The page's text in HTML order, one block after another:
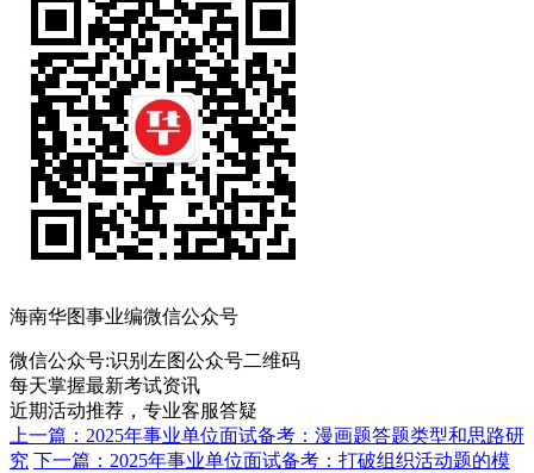
海南华图事业编微信公众号
微信公众号:识别左图公众号二维码
每天掌握最新考试资讯
近期活动推荐，专业客服答疑
上一篇：2025年事业单位面试备考：漫画题答题类型和思路研
究 下一篇：2025年事业单位面试备考：打破组织活动题的模